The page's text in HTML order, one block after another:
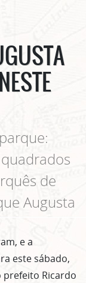
de
Augusta
e a
este sábado,
prefeito Ricardo